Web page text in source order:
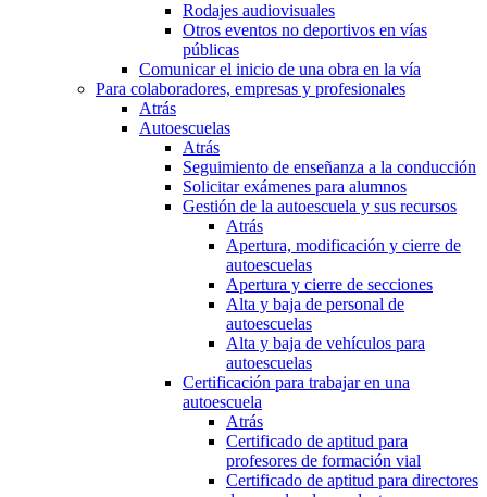
Rodajes audiovisuales
Otros eventos no deportivos en vías
públicas
Comunicar el inicio de una obra en la vía
Para colaboradores, empresas y profesionales
Atrás
Autoescuelas
Atrás
Seguimiento de enseñanza a la conducción
Solicitar exámenes para alumnos
Gestión de la autoescuela y sus recursos
Atrás
Apertura, modificación y cierre de
autoescuelas
Apertura y cierre de secciones
Alta y baja de personal de
autoescuelas
Alta y baja de vehículos para
autoescuelas
Certificación para trabajar en una
autoescuela
Atrás
Certificado de aptitud para
profesores de formación vial
Certificado de aptitud para directores